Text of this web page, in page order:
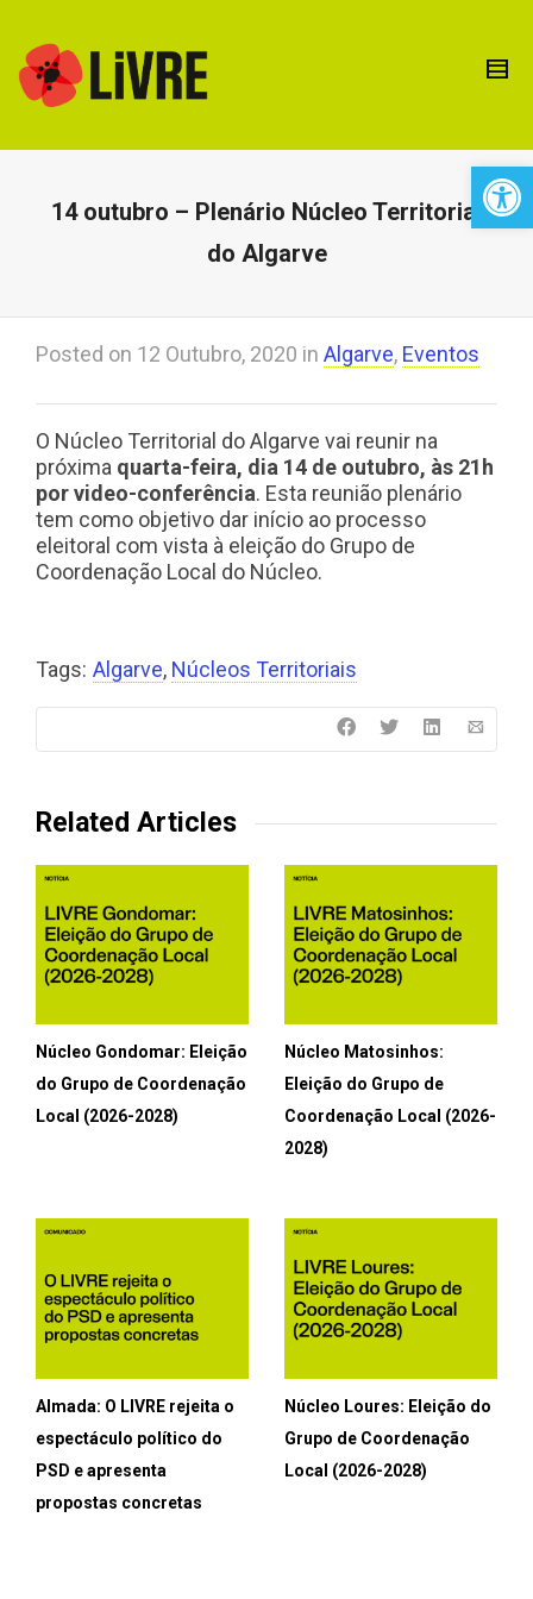
14 outubro – Plenário Núcleo Territorial
do Algarve
Posted on 12 Outubro, 2020 in Algarve, Eventos
O Núcleo Territorial do Algarve vai reunir na
próxima quarta-feira, dia 14 de outubro, às 21h
por video-conferência. Esta reunião plenário
tem como objetivo dar início ao processo
eleitoral com vista à eleição do Grupo de
Coordenação Local do Núcleo.
Tags: Algarve, Núcleos Territoriais
Related Articles
Núcleo Gondomar: Eleição
do Grupo de Coordenação
Local (2026-2028)
Núcleo Matosinhos:
Eleição do Grupo de
Coordenação Local (2026-
2028)
Almada: O LIVRE rejeita o
espectáculo político do
PSD e apresenta
propostas concretas
Núcleo Loures: Eleição do
Grupo de Coordenação
Local (2026-2028)